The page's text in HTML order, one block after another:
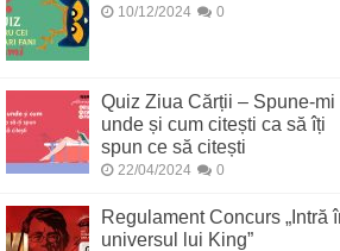
10/12/2024 0
Quiz Ziua Cărții – Spune-mi
unde și cum citești ca să îți
spun ce să citești
22/04/2024 0
Regulament Concurs „Intră
universul lui King”